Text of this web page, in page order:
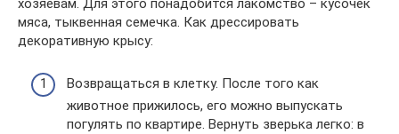
мяса, тыквенная семечка. Как дрессировать
декоративную крысу:
Возвращаться в клетку. После того как
животное прижилось, его можно выпускать
погулять по квартире. Вернуть зверька легко: в